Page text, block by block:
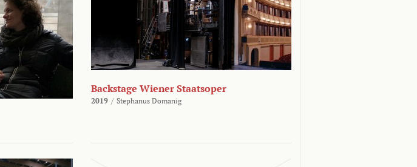
Backstage Wiener Staatsoper
2019 / Stephanus Domanig